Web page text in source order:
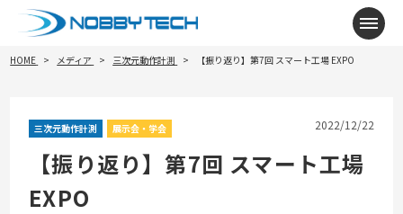
メニ
HOME メディア 三次元動作計測 【振り返り】第7回 スマート工場 EXPO
三次元動作計測 展示会・学会 2022/12/22
【振り返り】第7回 スマート工場
EXPO